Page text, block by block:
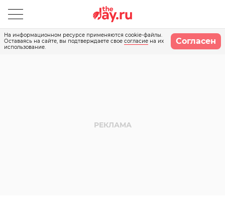
На информационном ресурсе применяются cookie-файлы.
Оставаясь на сайте, вы подтверждаете свое согласие на их
использование.
Согласен